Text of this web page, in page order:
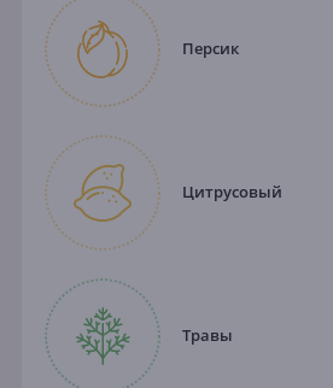
Персик
Цитрусовый
Травы